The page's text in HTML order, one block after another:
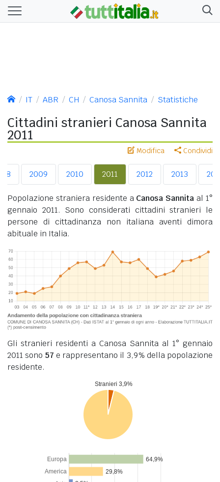
IT ABR CH Canosa Sannita Statistiche
Cittadini stranieri Canosa Sannita
2011
Modifica Condividi
2009 2010 2011 2012 2013
Popolazione straniera residente a Canosa Sannita al 1°
gennaio 2011. Sono considerati cittadini stranieri le
persone di cittadinanza non italiana aventi dimora
abituale in Italia.
Gli stranieri residenti a Canosa Sannita al 1° gennaio
2011 sono 57 e rappresentano il 3,9% della popolazione
residente.